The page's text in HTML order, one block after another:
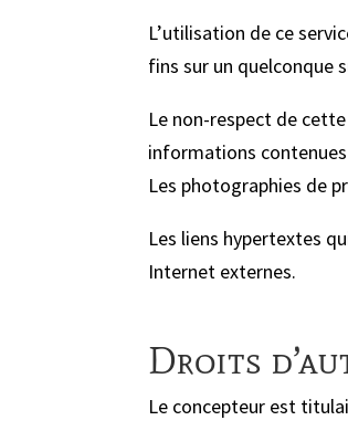
L’utilisation de ce
fins sur un quelconque
Le non-respect de
informations
Les photographies de
Les liens hypertextes
Internet externes.
Droits
Le concepteur est